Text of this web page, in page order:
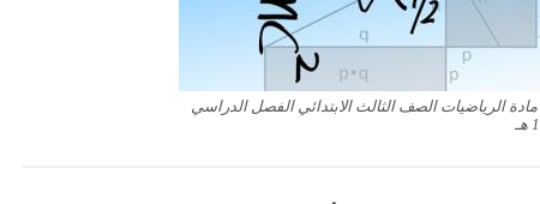
الرياضيات الصف الثالث الابتدائي الفصل الدراسي